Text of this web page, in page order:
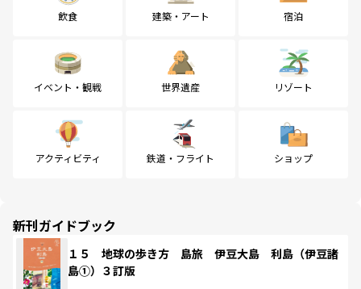
飲食 建築・アート 宿泊
イベント・観戦 世界遺産 リゾート
アクティビティ 鉄道・フライト ショップ
新刊ガイドブック
１５ 地球の歩き方 島旅 伊豆大島 利島（伊豆諸
島①）３訂版